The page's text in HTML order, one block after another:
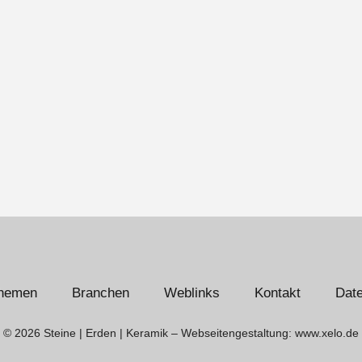
Branchen Weblinks Kontakt
© 2026 Steine | Erden | Keramik – Webseitengestaltung: www.xelo.de